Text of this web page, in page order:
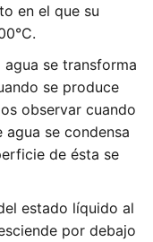
en el que su
agua se transforma
se produce
observar cuando
se condensa
de ésta se
estado líquido al
por debajo